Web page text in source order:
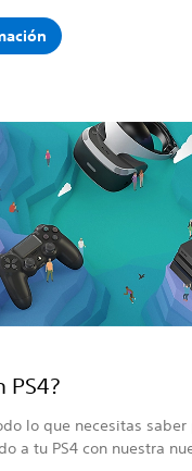
PS4?
lo que necesitas saber
a tu PS4 con nuestra